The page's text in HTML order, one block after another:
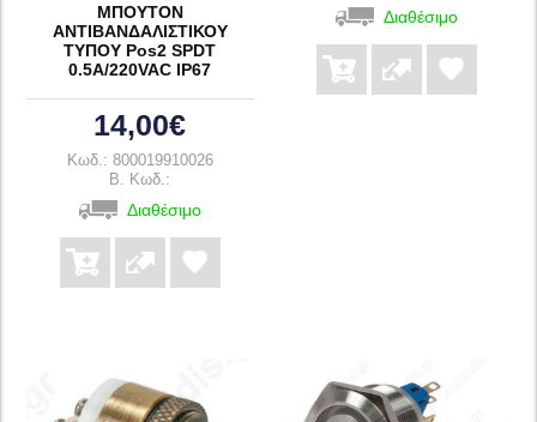
ΜΠΟΥΤΟΝ
ΑΝΤΙΒΑΝΔΑΛΙΣΤΙΚΟΥ
ΤΥΠΟΥ Pos2 SPDT
0.5A/220VAC IP67
14,00€
Κωδ.: 800019910026
B. Κωδ.:
Διαθέσιμο
Διαθέσιμο